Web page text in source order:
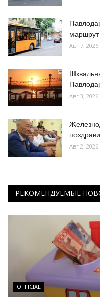
маршрут
Авг 7, 2026
Авг 3, 2026
Авг 2, 2026
РЕКОМЕНДУЕМЫЕ
OFFICIAL